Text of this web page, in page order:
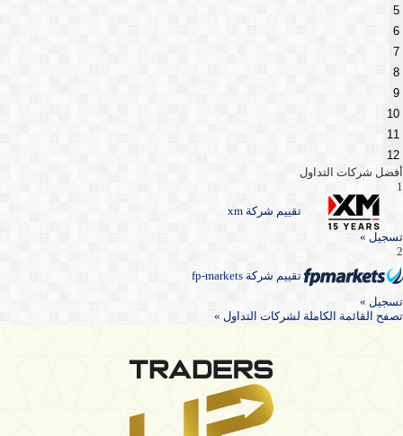
5
6
7
8
9
10
11
12
أفضل شركات التداول
1
تقييم شركة xm
تسجيل »
2
تقييم شركة fp-markets
تسجيل »
تصفح القائمة الكاملة لشركات التداول »